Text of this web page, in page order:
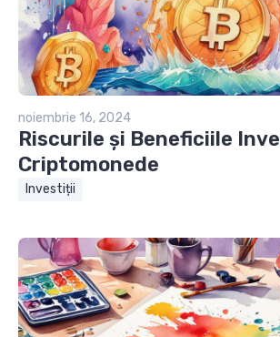
noiembrie 16, 2024
Riscurile și Beneficiile
Criptomonede
Investiții